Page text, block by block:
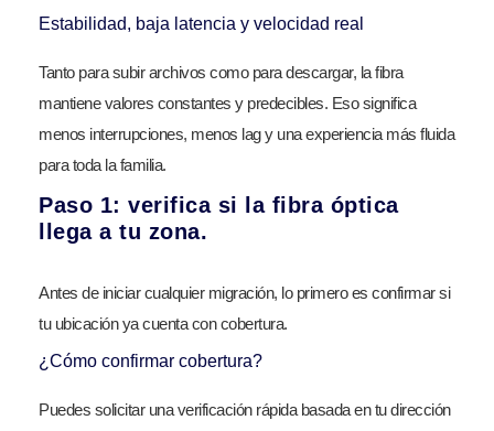
Estabilidad, baja latencia y velocidad real
Tanto para subir archivos como para descargar, la fibra
mantiene valores constantes y predecibles. Eso significa
menos interrupciones, menos lag y una experiencia más fluida
para toda la familia.
Paso 1: verifica si la fibra óptica
llega a tu zona.
Antes de iniciar cualquier migración, lo primero es confirmar si
tu ubicación ya cuenta con cobertura.
¿Cómo confirmar cobertura?
Puedes solicitar una verificación rápida basada en tu dirección